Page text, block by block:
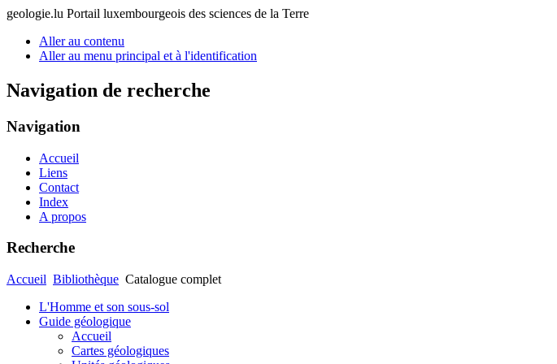
geologie.lu Portail luxembourgeois des sciences de la Terre
Aller au contenu
Aller au menu principal et à l'identification
Navigation de recherche
Navigation
Accueil
Liens
Contact
Index
A propos
Recherche
Accueil Bibliothèque Catalogue complet
L'Homme et son sous-sol
Guide géologique
Accueil
Cartes géologiques